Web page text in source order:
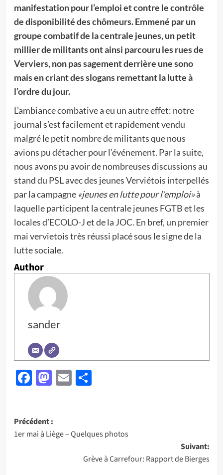
manifestation pour l’emploi et contre le contrôle
de disponibilité des chômeurs. Emmené par un
groupe combatif de la centrale jeunes, un petit
millier de militants ont ainsi parcouru les rues de
Verviers, non pas sagement derrière une sono
mais en criant des slogans remettant la lutte à
l’ordre du jour.
L’ambiance combative a eu un autre effet: notre
journal s’est facilement et rapidement vendu
malgré le petit nombre de militants que nous
avions pu détacher pour l’événement. Par la suite,
nous avons pu avoir de nombreuses discussions au
stand du PSL avec des jeunes Verviétois interpellés
par la campagne«jeunes en lutte pour l’emploi»à
laquelle participent la centrale jeunes FGTB et les
locales d’ECOLO-J et de la JOC. En bref, un premier
mai vervietois très réussi placé sous le signe de la
lutte sociale.
Author
sander
Facebook
Mastodon
EmailPartager
Navigation
d’article
Précédent :
1er mai à Liège – Quelques photos
Suivant:
Grève à Carrefour: Rapport de Bierges